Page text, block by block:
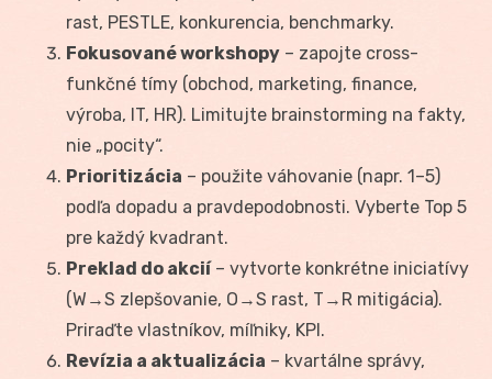
rast, PESTLE, konkurencia, benchmarky.
Fokusované workshopy – zapojte cross-
funkčné tímy (obchod, marketing, finance,
výroba, IT, HR). Limitujte brainstorming na fakty,
nie „pocity“.
Prioritizácia – použite váhovanie (napr. 1–5)
podľa dopadu a pravdepodobnosti. Vyberte Top 5
pre každý kvadrant.
Preklad do akcií– vytvorte konkrétne iniciatívy
(W→S zlepšovanie, O→S rast, T→R mitigácia).
Priraďte vlastníkov, míľniky, KPI.
Revízia a aktualizácia – kvartálne správy,